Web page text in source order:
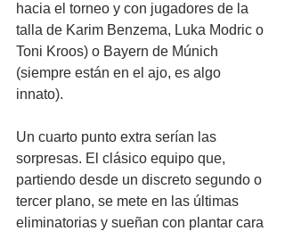
hacia el torneo y con jugadores de la
talla de Karim Benzema, Luka Modric o
Toni Kroos) o Bayern de Múnich
(siempre están en el ajo, es algo
innato).
Un cuarto punto extra serían las
sorpresas. El clásico equipo que,
partiendo desde un discreto segundo o
tercer plano, se mete en las últimas
eliminatorias y sueñan con plantar cara